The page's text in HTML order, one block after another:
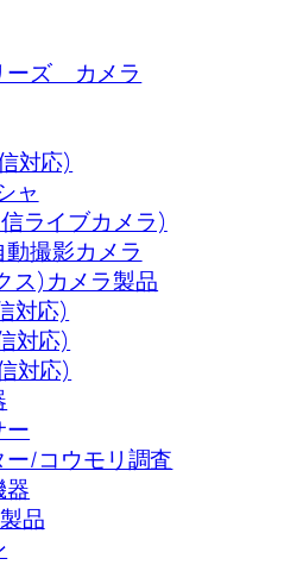
ーズ カメラ
対応)
ャ
ライブカメラ)
撮影カメラ
ス)カメラ製品
対応)
対応)
対応)
ー
/コウモリ調査
器
品